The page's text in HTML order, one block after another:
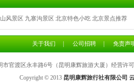
风景区 九寨沟景区 北京特色小吃 北京景点推荐
关于我们 公司招聘 免责声
市官渡区永丰路6号（昆明康辉旅游大厦）经营许
Copyright © 2013 昆明康辉旅行社有限公司